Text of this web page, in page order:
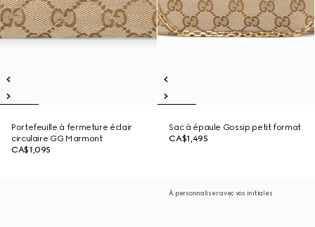
Portefeuille à fermeture éclair
circulaire GG Marmont
CA$1,095
Sac à épaule Gossip petit format
CA$1,495
À personnaliser avec vos initiales